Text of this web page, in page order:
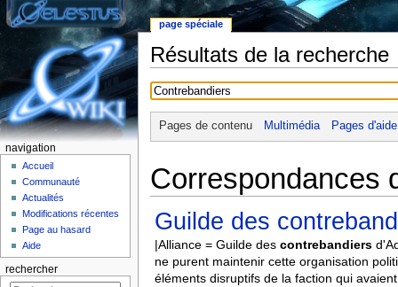
Résultats de la recherche
Pages de contenu Multimédia Pages
Correspondances
Guilde des
|Alliance = Guilde des contrebandiers
ne purent maintenir cette organisation
éléments disruptifs de la faction qui
page spéciale
navigation
Accueil
Communauté
Actualités
Modifications récentes
Page au hasard
Aide
rechercher